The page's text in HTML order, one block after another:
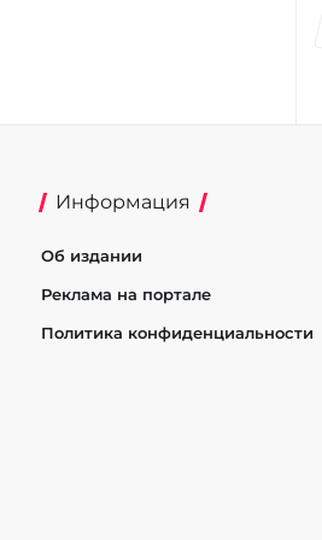
Информация
Об издании
Реклама на портале
Политика конфиденциальности